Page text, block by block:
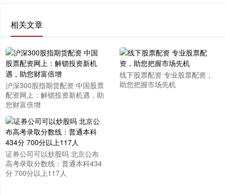
相关文章
沪深300股指期货配资 中国股票
配资网上：解锁投资新机遇，助
您财富倍增
线下股票配资 专业股票配资，
助您把握市场先机
证券公司可以炒股吗 北京公布
高考录取分数线：普通本科434
分 700分以上117人